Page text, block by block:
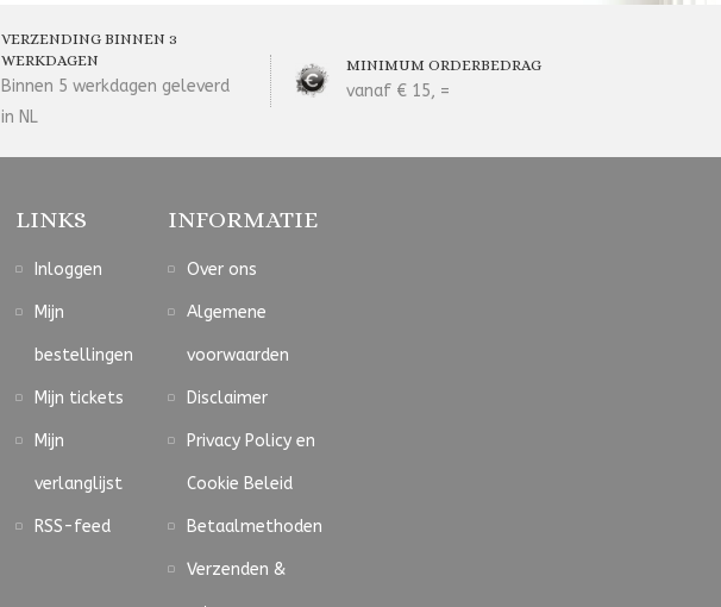
VERZENDING BINNEN 3
WERKDAGEN
Binnen 5 werkdagen geleverd
in NL
MINIMUM ORDERBEDRAG
vanaf € 15, =
LINKS
Inloggen
Mijn
bestellingen
Mijn tickets
Mijn
verlanglijst
RSS-feed
INFORMATIE
Over ons
Algemene
voorwaarden
Disclaimer
Privacy Policy en
Cookie Beleid
Betaalmethoden
Verzenden &